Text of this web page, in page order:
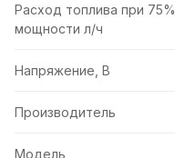
Расход топлива при 75%
мощности л/ч
Напряжение, В
Производитель
Модель